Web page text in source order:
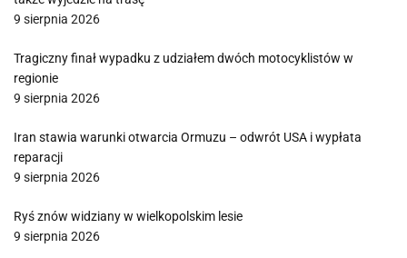
9 sierpnia 2026
Tragiczny finał wypadku z udziałem dwóch motocyklistów w
regionie
9 sierpnia 2026
Iran stawia warunki otwarcia Ormuzu – odwrót USA i wypłata
reparacji
9 sierpnia 2026
Ryś znów widziany w wielkopolskim lesie
9 sierpnia 2026